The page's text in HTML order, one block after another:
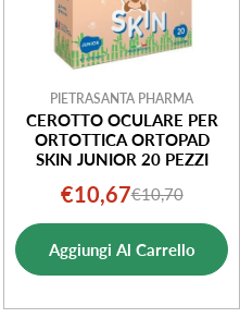
PIETRASANTA PHARMA
CEROTTO OCULARE PER
ORTOTTICA ORTOPAD
SKIN JUNIOR 20 PEZZI
Prezzo
di
vendita
€10,67Prezzo
normale
€10,70
Aggiungi Al Carrello